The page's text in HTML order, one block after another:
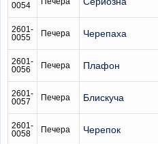
0054
2601-
0055
Печера Черепаха
2601-
0056
Печера Плафон
2601-
0057
Печера Блискуча
2601-
0058
Печера Черепок